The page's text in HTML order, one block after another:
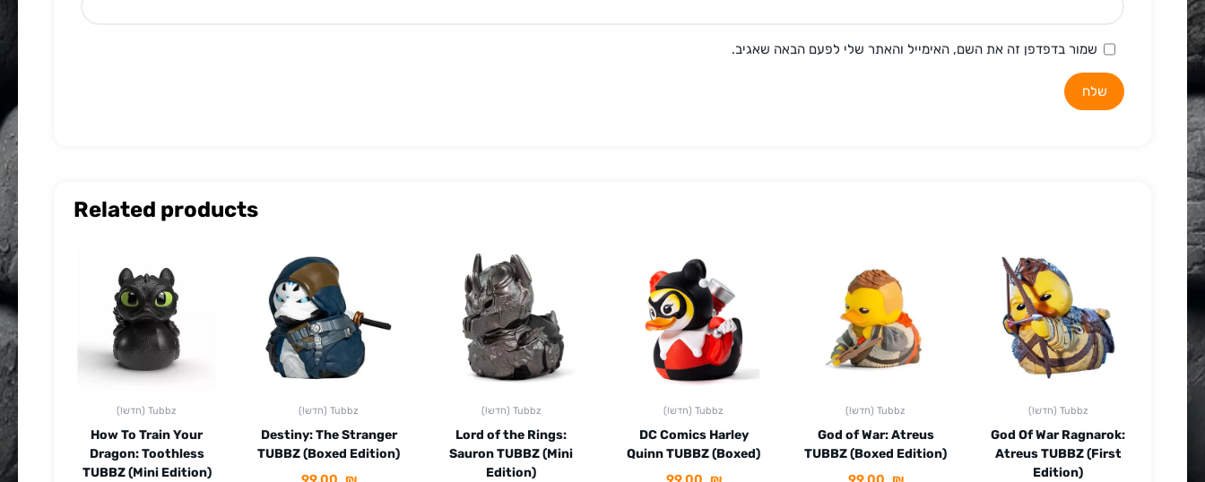
שמור בדפדפן זה את השם, האימייל והאתר שלי לפעם הבאה שאגיב.
Related products
(!חדש) Tubbz
How To Train Your
Dragon: Toothless
TUBBZ (Mini Edition)
(!חדש) Tubbz
Destiny: The Stranger
TUBBZ (Boxed Edition)
(!חדש) Tubbz
Lord of the Rings:
Sauron TUBBZ (Mini
Edition)
(!חדש) Tubbz
DC Comics Harley
Quinn TUBBZ (Boxed)
(!חדש) Tubbz
God of War: Atreus
TUBBZ (Boxed Edition)
(!חדש) Tubbz
God Of War Ragnarok:
Atreus TUBBZ (First
Edition)